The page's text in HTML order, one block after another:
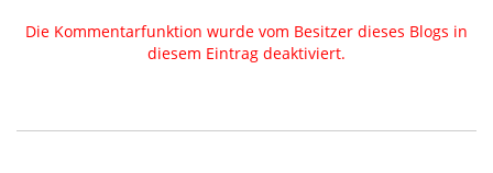
Die Kommentarfunktion wurde vom Besitzer dieses Blogs in
diesem Eintrag deaktiviert.